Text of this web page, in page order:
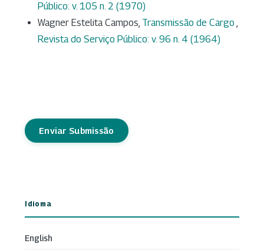
Público: v. 105 n. 2 (1970)
Wagner Estelita Campos, Transmissão de Cargo ,
Revista do Serviço Público: v. 96 n. 4 (1964)
Enviar Submissão
Idioma
English